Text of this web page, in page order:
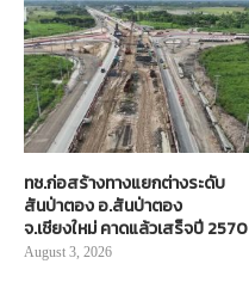
ทช.ก่อสร้างทางแยกต่างระดับ
สันป่าตอง อ.สันป่าตอง
จ.เชียงใหม่ คาดแล้วเสร็จปี 2570
August 3, 2026